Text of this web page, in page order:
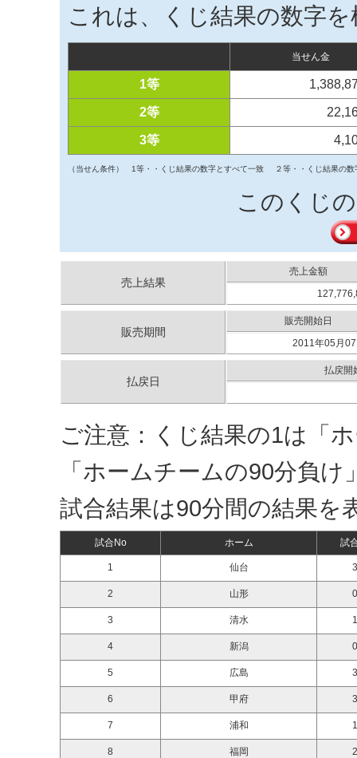
これは、くじ結果の数字
当せん金
1等
2等
3等
（当せん条件） 1等・・くじ結果の数字とすべて一致 ２等・・くじ結果の
このくじ
売上結果
売上金額
販売期間
販売開始日
2011年05月
払戻日
払戻開
ご注意：くじ結果の1は「
「ホームチームの90分負
試合結果は90分間の結果を
試合No ホーム 試
1 仙台
2 山形
3 清水
4 新潟
5 広島
6 甲府
7 浦和
8 福岡